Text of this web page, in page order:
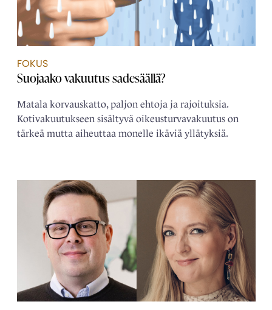
FOKUS
Suojaako vakuutus sadesäällä?
Matala korvauskatto, paljon ehtoja ja rajoituksia.
Kotivakuutukseen sisältyvä oikeusturvavakuutus on
tärkeä mutta aiheuttaa monelle ikäviä yllätyksiä.